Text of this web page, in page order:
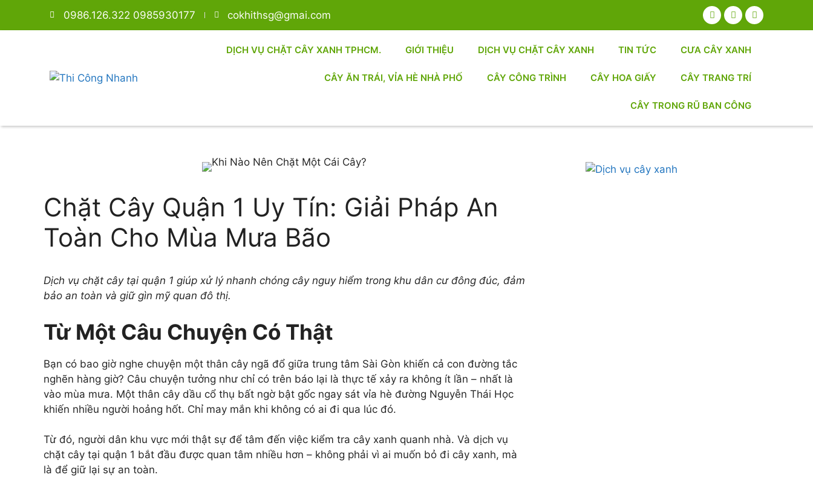
0986.126.322 0985930177 cokhithsg@gmai.com
DỊCH VỤ CHẶT CÂY XANH TPHCM. GIỚI THIỆU DỊCH VỤ CHẶT CÂY XANH TIN TỨC CƯA CÂY XANH
CÂY ĂN TRÁI, VỈA HÈ NHÀ PHỐ CÂY CÔNG TRÌNH CÂY HOA GIẤY CÂY TRANG TRÍ
CÂY TRONG RŨ BAN CÔNG
Chặt Cây Quận 1 Uy Tín: Giải Pháp An
Toàn Cho Mùa Mưa Bão
Dịch vụ chặt cây tại quận 1 giúp xử lý nhanh chóng cây nguy hiểm trong khu dân cư đông đúc, đảm
bảo an toàn và giữ gìn mỹ quan đô thị.
Từ Một Câu Chuyện Có Thật
Bạn có bao giờ nghe chuyện một thân cây ngã đổ giữa trung tâm Sài Gòn khiến cả con đường tắc
nghẽn hàng giờ? Câu chuyện tưởng như chỉ có trên báo lại là thực tế xảy ra không ít lần – nhất là
vào mùa mưa. Một thân cây dầu cổ thụ bất ngờ bật gốc ngay sát vỉa hè đường Nguyễn Thái Học
khiến nhiều người hoảng hốt. Chỉ may mắn khi không có ai đi qua lúc đó.
Từ đó, người dân khu vực mới thật sự để tâm đến việc kiểm tra cây xanh quanh nhà. Và dịch vụ
chặt cây tại quận 1 bắt đầu được quan tâm nhiều hơn – không phải vì ai muốn bỏ đi cây xanh, mà
là để giữ lại sự an toàn.